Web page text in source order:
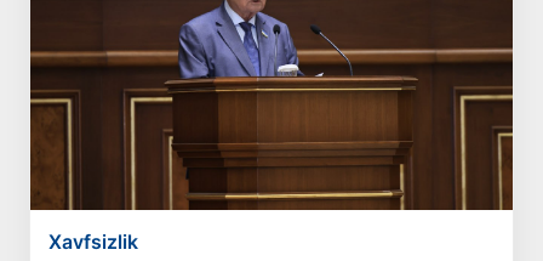
Xavfsizlik